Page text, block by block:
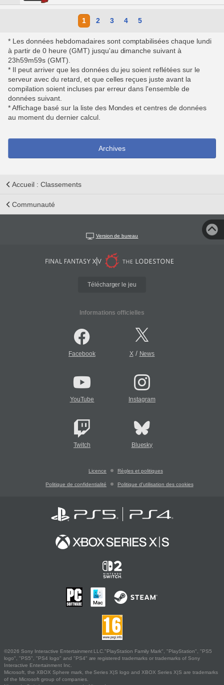
1 2 3 4 5
* Les données hebdomadaires sont comptabilisées chaque lundi
à partir de 0 heure (GMT) jusqu'au dimanche suivant à
23h59m59s (GMT).
* Il peut arriver que les données du jeu soient reflétées sur le
serveur avec du retard, et que celles reçues juste avant la
compilation soient incluses par erreur dans l'ensemble de
données suivant.
* Affichage basé sur la liste des Mondes et centres de données
au moment du dernier calcul.
Archives
Accueil : Classements
Communauté
Version de bureau
Télécharger le jeu
Informations officielles
Facebook X/ News
YouTube Instagram
Twitch Bluesky
Licence Règles et politiques
Politique de confidentialité Politique d'utilisation des cookies
©2026 Sony Interactive Entertainment LLC."PlayStation Family Mark", "PlayStation", "PS5
logo", "PS5", "PS4 logo" and "PS4" are registered trademarks or trademarks of Sony
Interactive Entertainment Inc.
Microsoft, the XBOX Sphere mark, the Series X|S logo and XBOX Series X|S are trademarks
of the Microsoft group of companies.